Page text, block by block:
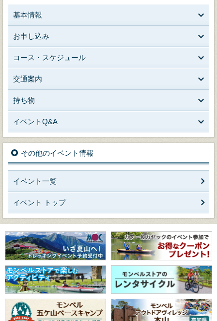
基本情報
お申し込み
コース・スケジュール
交通案内
持ち物
イベントQ&A
その他のイベント情報
イベント一覧
イベント トップ